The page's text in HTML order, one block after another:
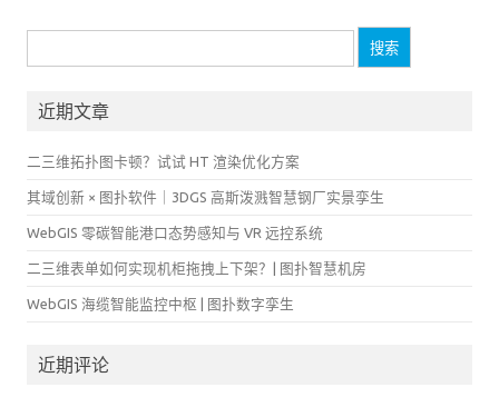
索：
近期文章
二三维拓扑图卡顿？试试 HT 渲染优化方案
其域创新 × 图扑软件｜3DGS 高斯泼溅智慧钢厂实景孪生
WebGIS 零碳智能港口态势感知与 VR 远控系统
二三维表单如何实现机柜拖拽上下架？| 图扑智慧机房
WebGIS 海缆智能监控中枢 | 图扑数字孪生
近期评论